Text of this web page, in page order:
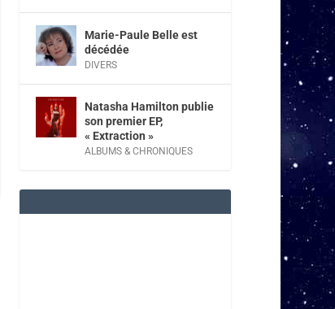
Marie-Paule Belle est
décédée
DIVERS
Natasha Hamilton publie
son premier EP,
« Extraction »
ALBUMS & CHRONIQUES